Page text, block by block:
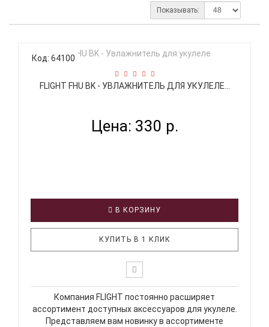
Показывать:
Код: 64100
FLIGHT FHU BK - УВЛАЖНИТЕЛЬ ДЛЯ УКУЛЕЛЕ...
Цена: 330 р.
В КОРЗИНУ
КУПИТЬ В 1 КЛИК
Компания FLIGHT постоянно расширяет
ассортимент доступных аксессуаров для укулеле.
Представляем вам новинку в ассортименте